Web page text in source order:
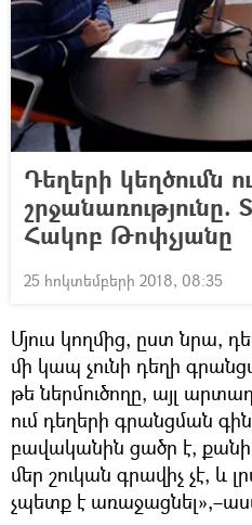
Դեղերի կեղծումն
շրջանառությունը.
Հակոբ Թոփչյանը
25 հոկտեմբերի 2018, 08:35
Մյուս կողմից, ըստ նրա,
մի կապ չունի դեղի
թե ներմուծողը, այլ
ում դեղերի գրանցման
բավականին ցածր է, քանի
մեր շուկան գրավիչ չէ, և
չպետք է